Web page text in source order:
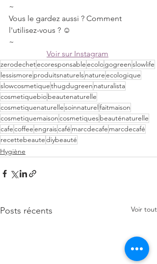
~
Vous le gardez aussi ? Comment
l'utilisez-vous ? ☺️
~
Voir sur Instagram
zerodechetecoresponsableecologogreenslowlife
lessismore produitsnaturelsnatureecologique
slowcosmetiquethugdugreen naturalista
cosmetiquebiobeautenaturelle
cosmetiquenaturellesoinnaturelfaitmaison
cosmetiquemaisoncosmetiquesbeauténaturelle
cafecoffeeengraiscafé marcdecafe marcdecafé
recettebeautediybeauté
Hygiène
Posts récents Voir tout